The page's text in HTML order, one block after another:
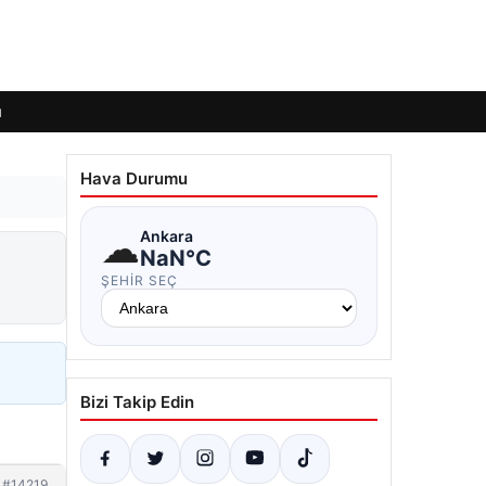
Hava Durumu
☁Ankara
NaN°C
ŞEHIR SEÇ
Bizi Takip Edin